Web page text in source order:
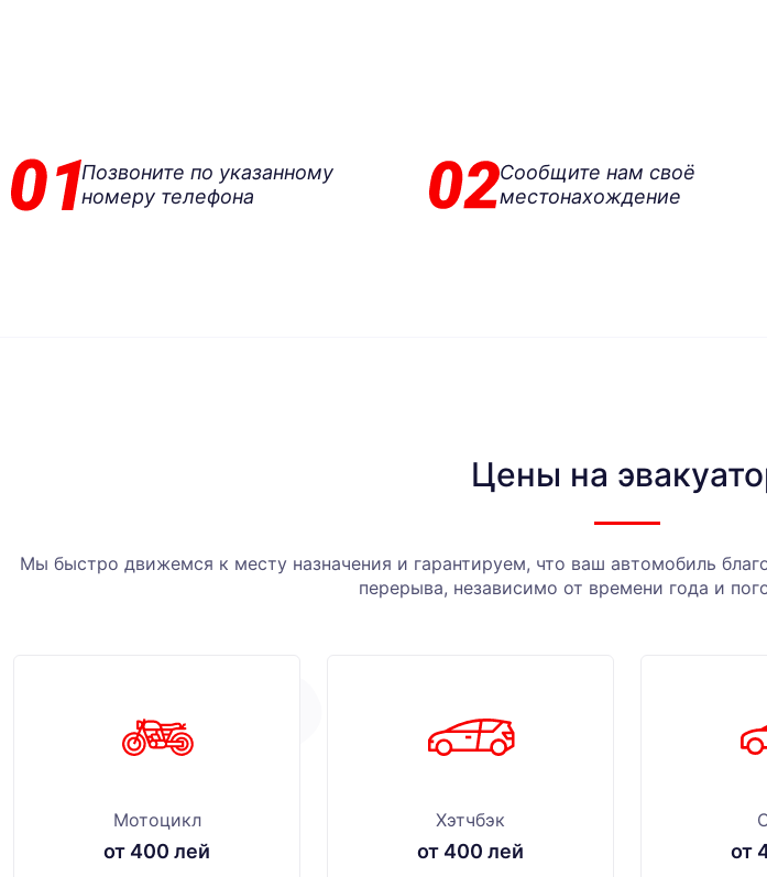
Позвоните по указанному
номеру телефона
Сообщите нам своё
местонахождение
Цены на
Мы быстро движемся к месту назначения и гарантируем, что ваш автомобиль
перерыва, независимо от времени года и
Мотоцикл
от 400 лей
Хэтчбэк
от 400 лей от